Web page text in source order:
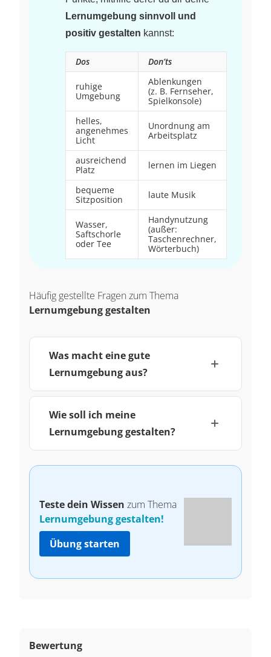
Lernumgebung sinnvoll und
positiv gestalten kannst:
Dos Don’ts
ruhige
Umgebung
Ablenkungen
(z. B. Fernseher,
Spielkonsole)
helles,
angenehmes
Licht
Unordnung am
Arbeitsplatz
ausreichend
Platz
lernen im Liegen
bequeme
Sitzposition
laute Musik
Wasser,
Saftschorle
oder Tee
Handynutzung
(außer:
Taschenrechner,
Wörterbuch)
Häufig gestellte Fragen zum Thema
Lernumgebung gestalten
Was macht eine gute
Lernumgebung aus?
Wie soll ich meine
Lernumgebung gestalten?
Teste dein Wissen zum Thema
Lernumgebung gestalten!
Übung starten
Bewertung